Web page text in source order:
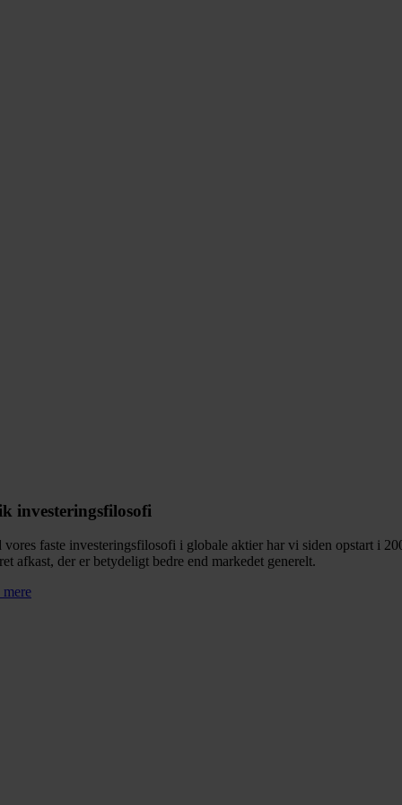
investeringsfilosofi
vores faste investeringsfilosofi i globale aktier har vi siden opstart i
afkast, der er betydeligt bedre end markedet generelt.